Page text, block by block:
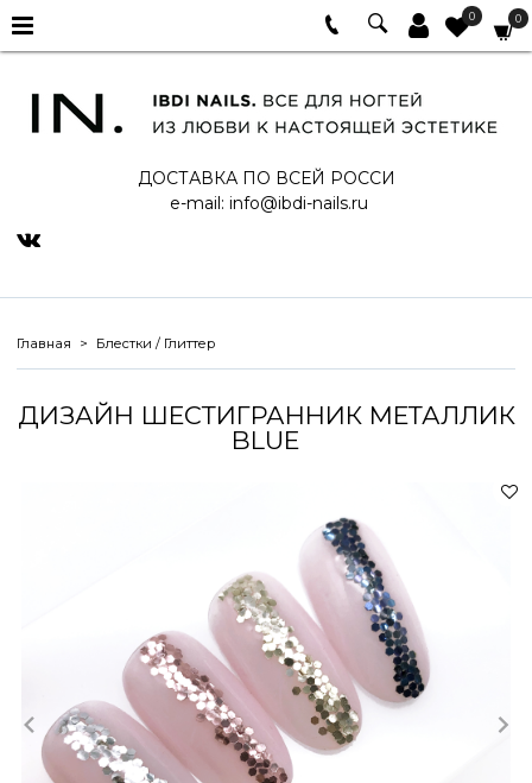
0 0
ДОСТАВКА ПО ВСЕЙ РОССИ
e-mail: info@ibdi-nails.ru
Главная Блестки / Глиттер
ДИЗАЙН ШЕСТИГРАННИК МЕТАЛЛИК
BLUE